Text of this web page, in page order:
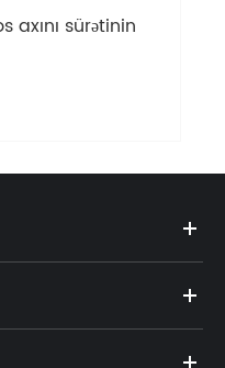
axını sürətinin